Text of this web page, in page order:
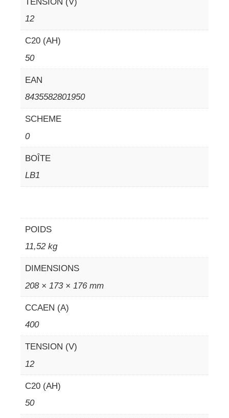
12
C20 (AH)
50
EAN
8435582801950
SCHEME
0
BOÎTE
LB1
POIDS
11,52 kg
DIMENSIONS
208 × 173 × 176 mm
CCAEN (A)
400
TENSION (V)
12
C20 (AH)
50